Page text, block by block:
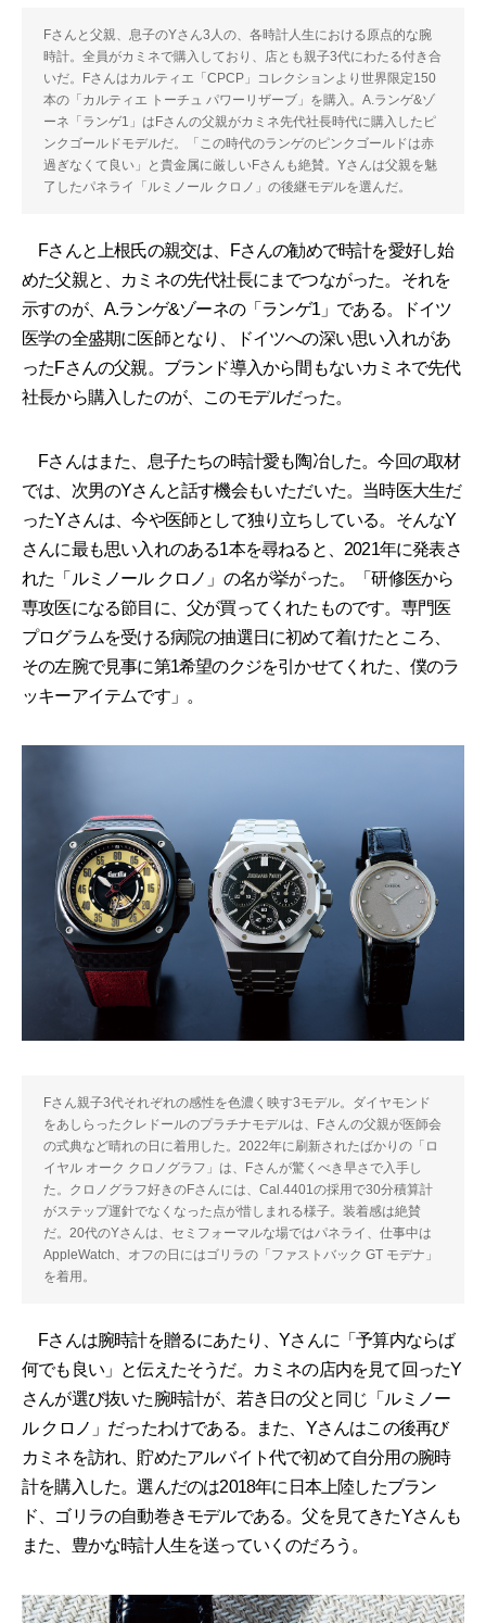
Fさんと父親、息子のYさん3人の、各時計人生における原点的な腕
時計。全員がカミネで購入しており、店とも親子3代にわたる付き合
いだ。Fさんはカルティエ「CPCP」コレクションより世界限定150
本の「カルティエ トーチュ パワーリザーブ」を購入。A.ランゲ&ゾ
ーネ「ランゲ1」はFさんの父親がカミネ先代社長時代に購入したピ
ンクゴールドモデルだ。「この時代のランゲのピンクゴールドは赤
過ぎなくて良い」と貴金属に厳しいFさんも絶賛。Yさんは父親を魅
了したパネライ「ルミノール クロノ」の後継モデルを選んだ。
Fさんと上根氏の親交は、Fさんの勧めで時計を愛好し始
めた父親と、カミネの先代社長にまでつながった。それを
示すのが、A.ランゲ&ゾーネの「ランゲ1」である。ドイツ
医学の全盛期に医師となり、ドイツへの深い思い入れがあ
ったFさんの父親。ブランド導入から間もないカミネで先代
社長から購入したのが、このモデルだった。
Fさんはまた、息子たちの時計愛も陶冶した。今回の取材
では、次男のYさんと話す機会もいただいた。当時医大生だ
ったYさんは、今や医師として独り立ちしている。そんなY
さんに最も思い入れのある1本を尋ねると、2021年に発表さ
れた「ルミノール クロノ」の名が挙がった。「研修医から
専攻医になる節目に、父が買ってくれたものです。専門医
プログラムを受ける病院の抽選日に初めて着けたところ、
その左腕で見事に第1希望のクジを引かせてくれた、僕のラ
ッキーアイテムです」。
Fさん親子3代それぞれの感性を色濃く映す3モデル。ダイヤモンド
をあしらったクレドールのプラチナモデルは、Fさんの父親が医師会
の式典など晴れの日に着用した。2022年に刷新されたばかりの「ロ
イヤル オーク クロノグラフ」は、Fさんが驚くべき早さで入手し
た。クロノグラフ好きのFさんには、Cal.4401の採用で30分積算計
がステップ運針でなくなった点が惜しまれる様子。装着感は絶賛
だ。20代のYさんは、セミフォーマルな場ではパネライ、仕事中は
AppleWatch、オフの日にはゴリラの「ファストバック GT モデナ」
を着用。
Fさんは腕時計を贈るにあたり、Yさんに「予算内ならば
何でも良い」と伝えたそうだ。カミネの店内を見て回ったY
さんが選び抜いた腕時計が、若き日の父と同じ「ルミノー
ル クロノ」だったわけである。また、Yさんはこの後再び
カミネを訪れ、貯めたアルバイト代で初めて自分用の腕時
計を購入した。選んだのは2018年に日本上陸したブラン
ド、ゴリラの自動巻きモデルである。父を見てきたYさんも
また、豊かな時計人生を送っていくのだろう。